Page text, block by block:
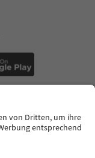
Privacy Policy
Cookie Policy